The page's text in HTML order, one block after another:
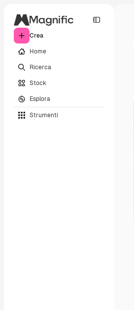
Crea
Home
Ricerca
Stock
Esplora
Strumenti